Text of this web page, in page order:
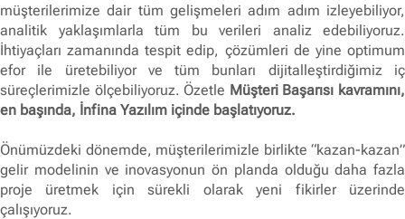
müşterilerimize dair tüm gelişmeleri adım adım izleyebiliyor,
analitik yaklaşımlarla tüm bu verileri analiz edebiliyoruz.
İhtiyaçları zamanında tespit edip, çözümleri de yine optimum
efor ile üretebiliyor ve tüm bunları dijitalleştirdiğimiz iç
süreçlerimizle ölçebiliyoruz. Özetle Müşteri Başarısı kavramını,
en başında, İnfina Yazılım içinde başlatıyoruz.
Önümüzdeki dönemde, müşterilerimizle birlikte “kazan-kazan”
gelir modelinin ve inovasyonun ön planda olduğu daha fazla
proje üretmek için sürekli olarak yeni fikirler üzerinde
çalışıyoruz.